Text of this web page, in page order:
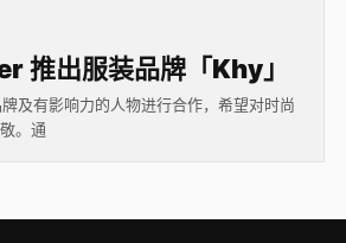
推出服装品牌「Khy」
及有影响力的人物进行合作，希望对时尚
。通